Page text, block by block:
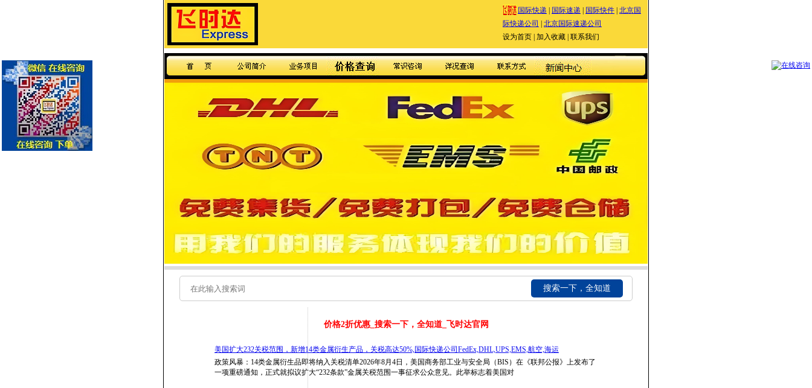
国际快递 国际速递 国际快件 北京国
际快递公司
北京国际速递公司
设为首页 加入收藏 联系我们
搜索一下，全知道
价格2折优惠_搜索一下，全知道_飞时达官网
美国扩大232关税范围，新增14类金属衍生产品，关税高达50%,国际快递公司FedEx,DHL,UPS,EMS,航空,海运
政策风暴：14类金属衍生品即将纳入关税清单2026年8月4日，美国商务部工业与安全局（BIS）在《联邦公报》上发布了
一项重磅通知，正式就拟议扩大“232条款”金属关税范围一事征求公众意见。此举标志着美国对